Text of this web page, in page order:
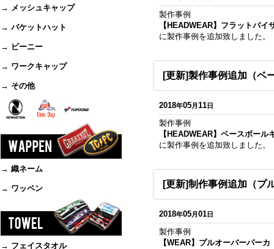
→ メッシュキャップ
→ バケットハット
→ ビーニー
→ ワークキャップ
→ その他
→ 織ネーム
→ ワッペン
→ フェイスタオル
製作事例
【HEADWEAR】フラットバイ
に製作事例を追加致しました。
[更新]製作事例追加（ベ
2018年05月11日
製作事例
【HEADWEAR】ベースボール
に製作事例を追加致しました。
[更新]制作事例追加（プ
2018年05月01日
製作事例
【WEAR】プルオーバーパーカ